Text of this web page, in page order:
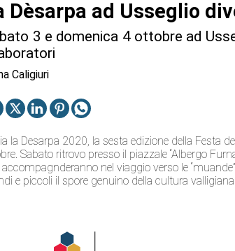
Dèsarpa ad Usseglio
3 e domenica 4 ottobre ad
Caligiuri
la Desarpa 2020, la sesta edizione della Festa
Sabato ritrovo presso il piazzale “Albergo
nel viaggio verso le
e piccoli il spore genuino della cultura valligiana.